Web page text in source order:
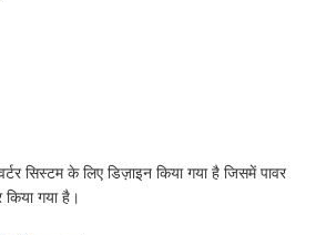
सिस्टम के लिए डिज़ाइन किया गया है जिसमें पावर
किया गया है।